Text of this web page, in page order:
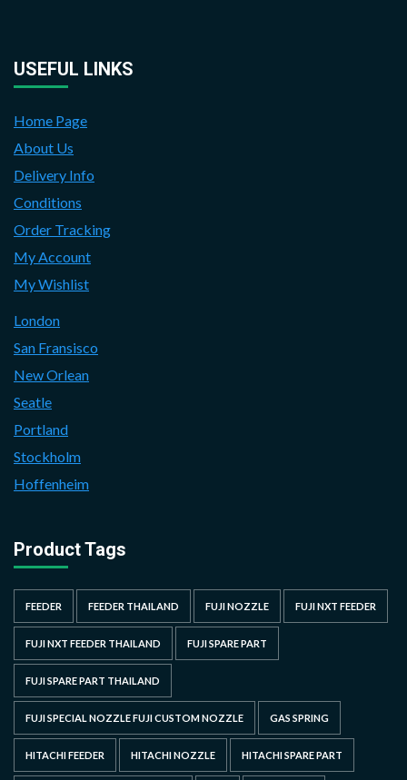
USEFUL LINKS
Home Page
About Us
Delivery Info
Conditions
Order Tracking
My Account
My Wishlist
London
San Fransisco
New Orlean
Seatle
Portland
Stockholm
Hoffenheim
Product Tags
FEEDER FEEDER THAILAND FUJI NOZZLE FUJI NXT FEEDER
FUJI NXT FEEDER THAILAND FUJI SPARE PART
FUJI SPARE PART THAILAND
FUJI SPECIAL NOZZLE FUJI CUSTOM NOZZLE GAS SPRING
HITACHI FEEDER HITACHI NOZZLE HITACHI SPARE PART